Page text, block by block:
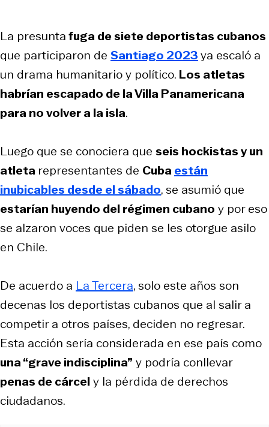
La presuntafuga de siete deportistas cubanos
que participaron de Santiago 2023ya escaló a
un drama humanitario y político. Los atletas
habrían escapado de la Villa Panamericana
para no volver a la isla.
Luego que se conociera que seis hockistas y un
atleta representantes de Cubaestán
inubicables desde el sábado, se asumió que
estarían huyendo del régimen cubano y por eso
se alzaron voces que piden se les otorgue asilo
en Chile.
De acuerdo a La Tercera, solo este años son
decenas los deportistas cubanos que al salir a
competir a otros países, deciden no regresar.
Esta acción sería considerada en ese país como
una “grave indisciplina” y podría conllevar
penas de cárcely la pérdida de derechos
ciudadanos.